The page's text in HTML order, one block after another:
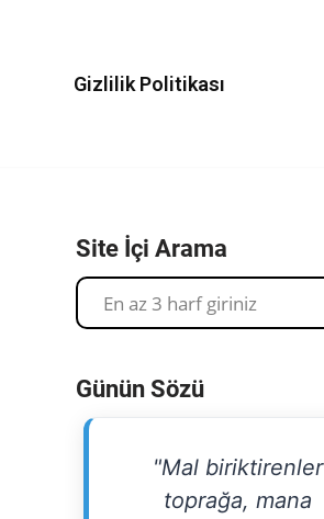
Gizlilik Politikası
Site İçi Arama
Günün Sözü
"Mal biriktirenler
toprağa, mana